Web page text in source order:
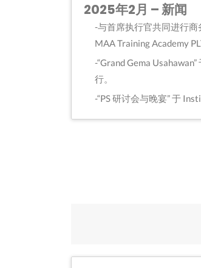
2025年2月 – 新闻
与首席执行官共同进行商
MAA Training Academy
“Grand Gema
行。
“PS 研讨会与晚宴” 于